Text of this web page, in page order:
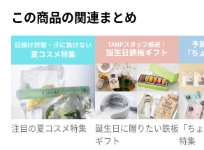
と豊かな香りを肌に与えるボディミストです
縦置きに置いて頂いてもデザイン性があり
ランス、どちらもスタイリッシュに楽しみ
狭い空間のインテリアとしても活躍します
楽しめます。
この商品の関連まとめ
注目の夏コスメ特集
誕生日に贈りたい鉄板
ギフト
「ち
特集